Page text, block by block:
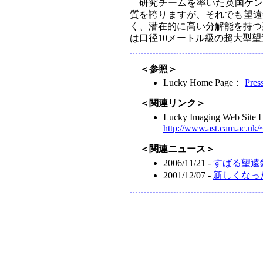
研究チームを率いた英国ケ
質を誇りますが、それでも望
く、潜在的に高い分解能を持
は口径10メートル級の超大型
＜参照＞
Lucky Home Page：
＜関連リンク＞
Lucky Imaging Web
http://
＜関連ニュース＞
2006/11/21 - すばる望遠
2001/12/07 - 新しくなっ